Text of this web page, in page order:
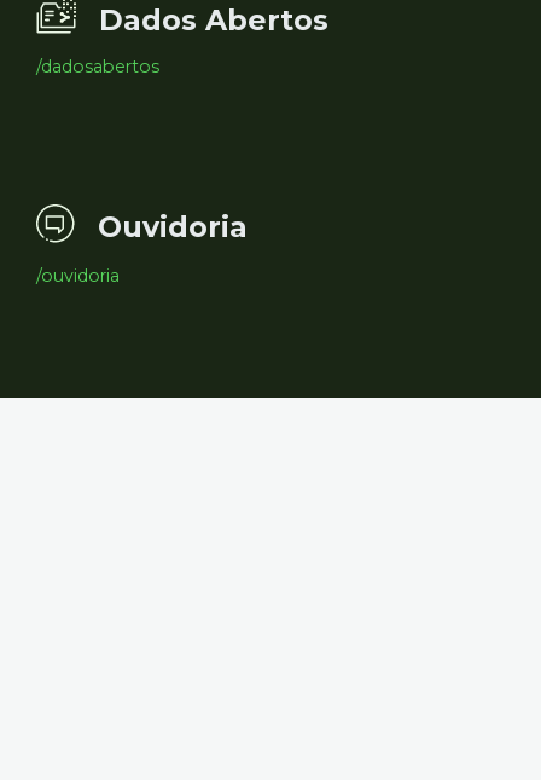
Dados Abertos
/dadosabertos
Ouvidoria
/ouvidoria